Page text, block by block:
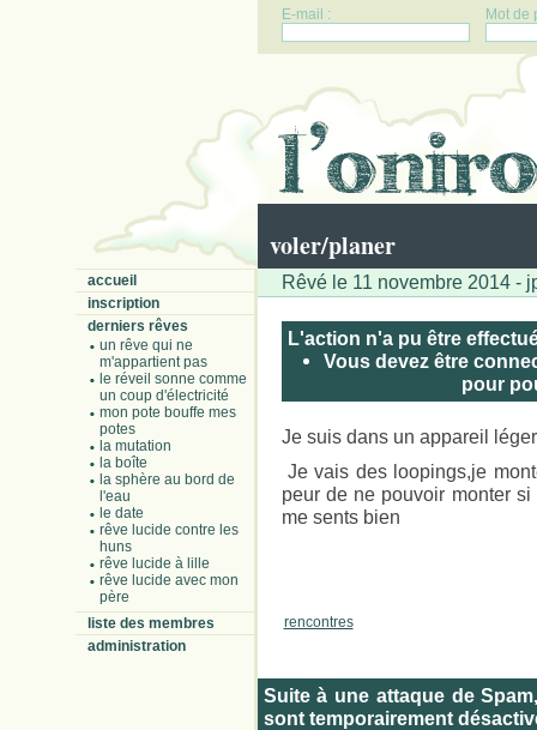
E-mail : Mot de
voler/planer
accueil
inscription
derniers rêves
un rêve qui ne
m'appartient pas
le réveil sonne comme
un coup d'électricité
mon pote bouffe mes
potes
la mutation
la boîte
la sphère au bord de
l'eau
le date
rêve lucide contre les
huns
rêve lucide à lille
rêve lucide avec mon
père
liste des membres
administration
Rêvé le 11 novembre 2014 -
L'action n'a pu être
Vous devez être
pour
Je suis dans un appareil
Je vais des loopings,je
peur de ne pouvoir monter
me sents bien
rencontres
Suite à une attaque de
sont temporairement